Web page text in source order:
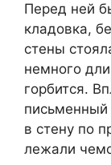
Перед ней
кладовка,
стены
немного
горбится.
письменный
в стену по
лежали